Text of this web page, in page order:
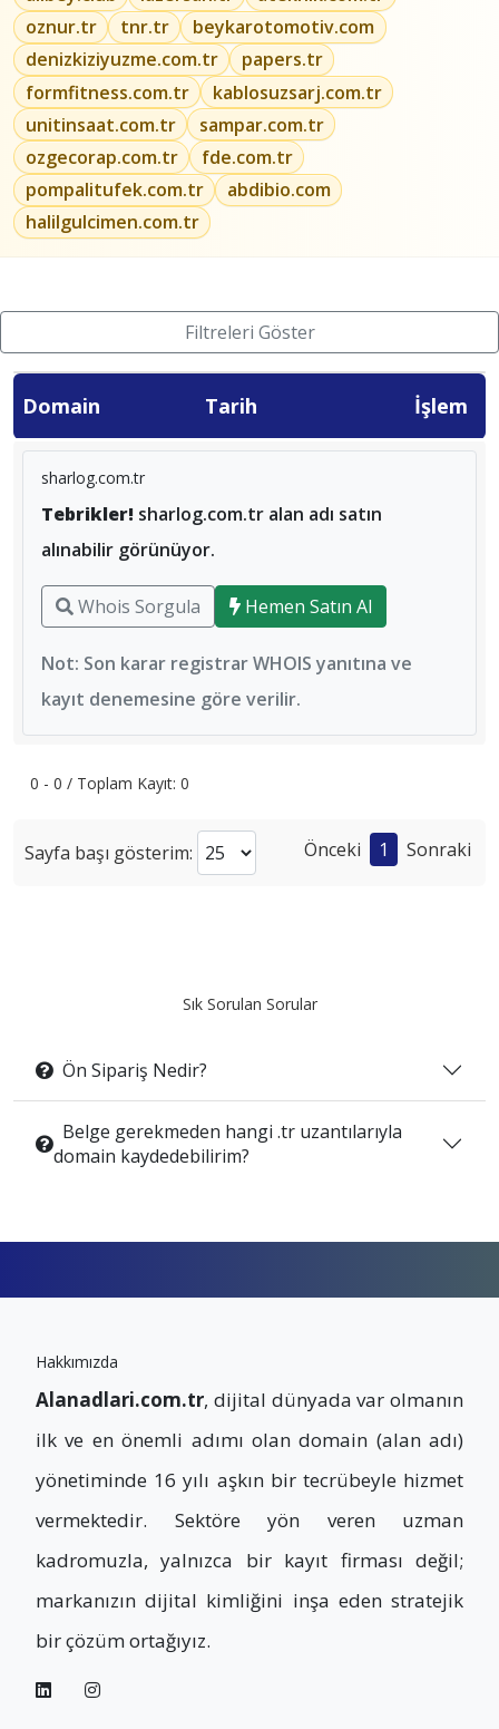
oznur.tr
tnr.tr
beykarotomotiv.com
denizkiziyuzme.com.tr
papers.tr
formfitness.com.tr
kablosuzsarj.com.tr
unitinsaat.com.tr
sampar.com.tr
ozgecorap.com.tr
fde.com.tr
pompalitufek.com.tr
abdibio.com
halilgulcimen.com.tr
Filtreleri Göster
Domain Tarih İşlem
sharlog.com.tr
Tebrikler! sharlog.com.tr alan adı satın
alınabilir görünüyor.
Whois Sorgula Hemen Satın Al
Not: Son karar registrar WHOIS yanıtına ve
kayıt denemesine göre verilir.
0 - 0 / Toplam Kayıt: 0
Sayfa başı gösterim: Önceki 1 Sonraki
Sık Sorulan Sorular
Ön Sipariş Nedir?
Belge gerekmeden hangi .tr uzantılarıyla
domain kaydedebilirim?
Hakkımızda
Alanadlari.com.tr, dijital dünyada var olmanın
ilk ve en önemli adımı olan domain (alan adı)
yönetiminde 16 yılı aşkın bir tecrübeyle hizmet
vermektedir. Sektöre yön veren uzman
kadromuzla, yalnızca bir kayıt firması değil;
markanızın dijital kimliğini inşa eden stratejik
bir çözüm ortağıyız.